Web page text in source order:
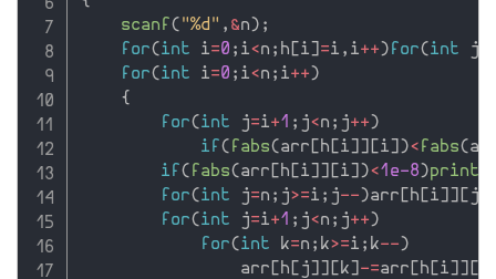
scanf ( "%d" , &n) ;
for(int i=0 ; i<n ; h [i] =i , i++) for(int j
for(int i=0 ; i<n ; i++)
{
for(int j=i+1 ; j<n ; j++)
if ( fabs(arr [h [i] ] [i] )< fabs(
if ( fabs(arr [h [i] ] [i] )<1e-8)printf
for(int j=n ; j>=i ; j--)arr [h [i] ] [ j
for(int j=i+1 ; j<n ; j++)
for(int k=n ; k>=i ; k--)
                arr
[h [ j] ] [k] -=arr [h [i] ] [